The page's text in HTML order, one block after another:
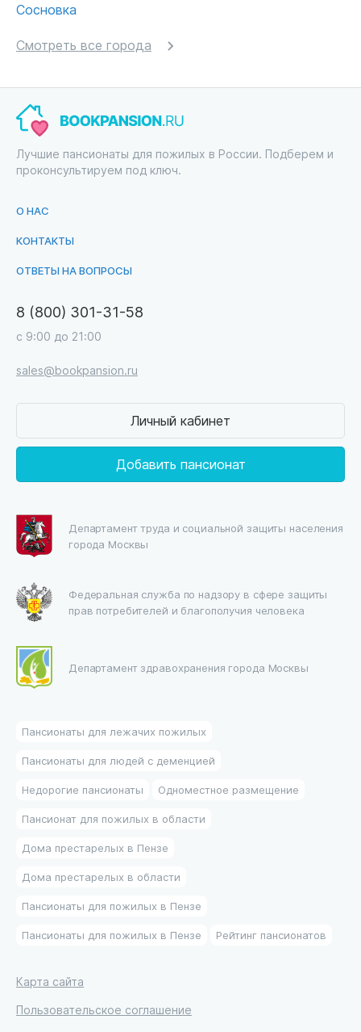
Сосновка
Смотреть все города
Лучшие пансионаты для пожилых в России. Подберем и
проконсультируем под ключ.
О НАС
КОНТАКТЫ
ОТВЕТЫ НА ВОПРОСЫ
8 (800) 301-31-58
с 9:00 до 21:00
sales@bookpansion.ru
Личный кабинет
Добавить пансионат
Департамент труда и социальной защиты населения
города Москвы
Федеральная служба по надзору в сфере защиты
прав потребителей и благополучия человека
Департамент здравохранения города Москвы
Пансионаты для лежачих пожилых
Пансионаты для людей с деменцией
Недорогие пансионаты Одноместное размещение
Пансионат для пожилых в области
Дома престарелых в Пензе
Дома престарелых в области
Пансионаты для пожилых в Пензе
Пансионаты для пожилых в Пензе Рейтинг пансионатов
Карта сайта
Пользовательское соглашение